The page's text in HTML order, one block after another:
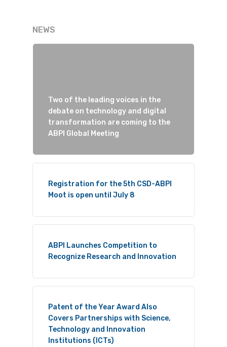
NEWS
Two of the leading voices in the
debate on technology and digital
transformation are coming to the
ABPI Global Meeting
Registration for the 5th CSD-ABPI
Moot is open until July 8
ABPI Launches Competition to
Recognize Research and Innovation
Patent of the Year Award Also
Covers Partnerships with Science,
Technology and Innovation
Institutions (ICTs)